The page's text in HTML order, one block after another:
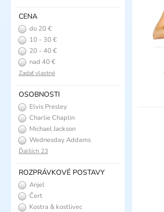
CENA
do 20 €
10 - 30 €
20 - 40 €
nad 40 €
Zadať vlastné
OSOBNOSTI
Elvis Presley
Charlie Chaplin
Michael Jackson
Wednesday Addams
Ďalších 23
ROZPRÁVKOVÉ POSTAVY
Anjel
Čert
Kostra & kostlivec